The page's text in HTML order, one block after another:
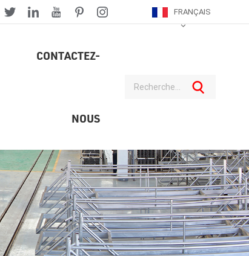
FRANÇAIS
CONTACTEZ-
NOUS